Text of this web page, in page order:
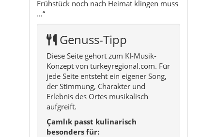
Frühstück noch nach Heimat klingen muss
…“
Genuss-Tipp
Diese Seite gehört zum KI-Musik-
Konzept von turkeyregional.com. Für
jede Seite entsteht ein eigener Song,
der Stimmung, Charakter und
Erlebnis des Ortes musikalisch
aufgreift.
Çamlık passt kulinarisch
besonders für: